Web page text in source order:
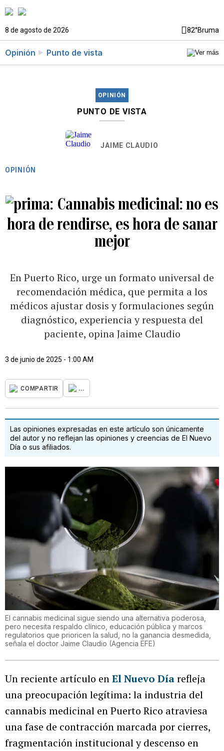
8 de agosto de 2026 82°Bruma
Opinión Punto de vista
OPINIÓN
PUNTO DE VISTA
JAIME CLAUDIO
OPINIÓN
Cannabis medicinal: no es
hora de rendirse, es hora de sanar
mejor
En Puerto Rico, urge un formato universal de
recomendación médica, que permita a los
médicos ajustar dosis y formulaciones según
diagnóstico, experiencia y respuesta del
paciente, opina Jaime Claudio
3 de junio de 2025 - 1:00 AM
COMPARTIR ...
Las opiniones expresadas en este artículo son únicamente
del autor y no reflejan las opiniones y creencias de El Nuevo
Día o sus afiliados.
El cannabis medicinal sigue siendo una alternativa poderosa,
pero necesita respaldo clínico, educación pública y marcos
regulatorios que prioricen la salud, no la ganancia desmedida,
señala el doctor Jaime Claudio (Agencia EFE)
Un reciente artículo enEl Nuevo Díarefleja
una preocupación legítima: la industria del
cannabis medicinal en Puerto Rico atraviesa
una fase de contracción marcada por cierres,
fragmentación institucional y descenso en